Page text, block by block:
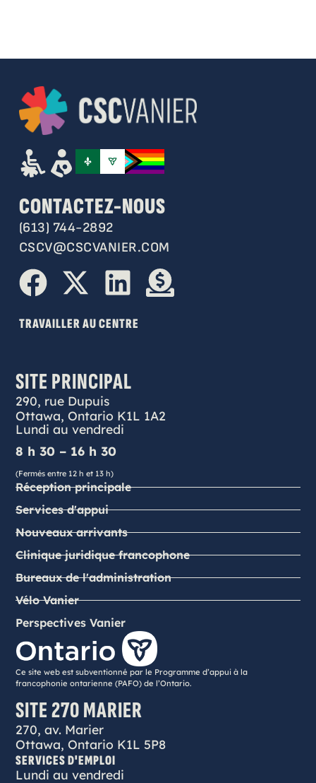
CONTACTEZ-NOUS
(613) 744-2892
CSCV@CSCVANIER.COM
TRAVAILLER AU CENTRE
SITE PRINCIPAL
290, rue Dupuis
Ottawa, Ontario K1L 1A2
Lundi au vendredi
8 h 30 – 16 h 30
(Fermés entre 12 h et 13 h)
Réception principale
Services d'appui
Nouveaux arrivants
Clinique juridique francophone
Bureaux de l'administration
Vélo Vanier
Perspectives Vanier
Ce site web est subventionné par le Programme d’appui à la
francophonie ontarienne (PAFO) de l’Ontario.
SITE 270 MARIER
270, av. Marier
Ottawa, Ontario K1L 5P8
SERVICES D'EMPLOI
Lundi au vendredi